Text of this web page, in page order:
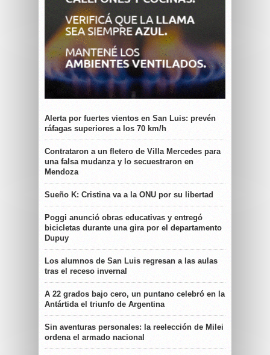
Alerta por fuertes vientos en San Luis: prevén
ráfagas superiores a los 70 km/h
Contrataron a un fletero de Villa Mercedes para
una falsa mudanza y lo secuestraron en
Mendoza
Sueño K: Cristina va a la ONU por su libertad
Poggi anunció obras educativas y entregó
bicicletas durante una gira por el departamento
Dupuy
Los alumnos de San Luis regresan a las aulas
tras el receso invernal
A 22 grados bajo cero, un puntano celebró en la
Antártida el triunfo de Argentina
Sin aventuras personales: la reelección de Milei
ordena el armado nacional